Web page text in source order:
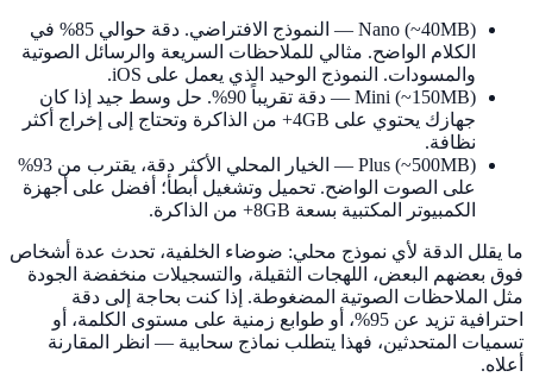
Nano (~40MB)
— النموذج الافتراضي. دقة حوالي 85% في
الكلام الواضح. مثالي للملاحظات السريعة والرسائل الصوتية
والمسودات. النموذج الوحيد الذي يعمل على iOS.
Mini (~150MB)
— دقة تقريباً 90%. حل وسط جيد إذا كان
جهازك يحتوي على 4GB+ من الذاكرة وتحتاج إلى إخراج أكثر
نظافة.
Plus (~500MB)
— الخيار المحلي الأكثر دقة، يقترب من 93%
على الصوت الواضح. تحميل وتشغيل أبطأ؛ أفضل على أجهزة
الكمبيوتر المكتبية بسعة 8GB+ من الذاكرة.
ما يقلل الدقة لأي نموذج محلي: ضوضاء الخلفية، تحدث عدة أشخاص
فوق بعضهم البعض، اللهجات الثقيلة، والتسجيلات منخفضة الجودة
مثل الملاحظات الصوتية المضغوطة. إذا كنت بحاجة إلى دقة
احترافية تزيد عن 95%، أو طوابع زمنية على مستوى الكلمة، أو
تسميات المتحدثين، فهذا يتطلب نماذج سحابية — انظر المقارنة
أعلاه.